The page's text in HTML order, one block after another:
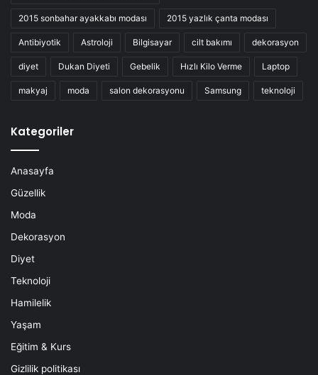
2015 sonbahar ayakkabı modası 2015 yazlık çanta modası
Antibiyotik Astroloji Bilgisayar cilt bakımı dekorasyon
diyet Dukan Diyeti Gebelik Hızlı Kilo Verme Laptop
makyaj moda salon dekorasyonu Samsung teknoloji
Kategoriler
Anasayfa
Güzellik
Moda
Dekorasyon
Diyet
Teknoloji
Hamilelik
Yaşam
Eğitim & Kurs
Gizlilik politikası